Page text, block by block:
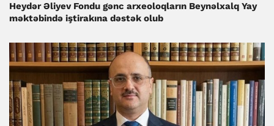
Heydər Əliyev Fondu gənc arxeoloqların Beynəlxalq Yay
məktəbində iştirakına dəstək olub